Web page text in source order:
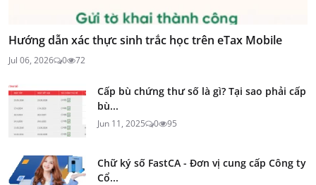
Hướng dẫn xác thực sinh trắc học trên eTax Mobile
Jul 06, 2026 0 72
Cấp bù chứng thư số là gì? Tại sao phải cấp
bù...
Jun 11, 2025 0 95
Chữ ký số FastCA - Đơn vị cung cấp Công ty
Cổ...